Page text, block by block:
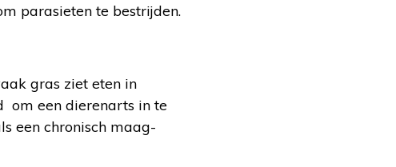
parasieten te bestrijden.
gras ziet eten in
om een dierenarts in te
een chronisch maag-